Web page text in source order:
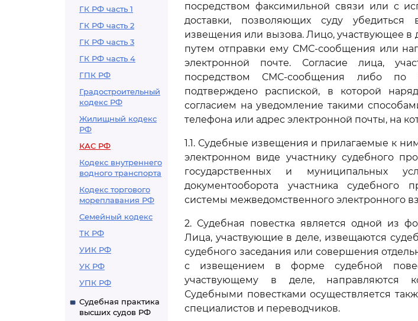
ГК РФ часть 1
ГК РФ часть 2
ГК РФ часть 3
ГК РФ часть 4
ГПК РФ
Градостроительный
кодекс РФ
Жилищный кодекс
РФ
КАС РФ
Кодекс внутреннего
водного транспорта
Кодекс торгового
мореплавания РФ
Семейный кодекс
ТК РФ
УИК РФ
УК РФ
УПК РФ
Судебная практика
высших судов РФ
посредством факсимильной связи или с
доставки, позволяющих суду убедиться
извещения или вызова. Лицо, участвующее в
путем отправки ему СМС-сообщения или
электронной почте. Согласие лица,
посредством СМС-сообщения либо по
подтверждено распиской, в которой
согласием на уведомление такими
телефона или адрес электронной почты, на
1.1. Судебные извещения и прилагаемые к
электронном виде участнику судебного
государственных и муниципальных
документооборота участника судебного
системы межведомственного электронного
2. Судебная повестка является одной из
Лица, участвующие в деле, извещаются
судебного заседания или совершения
с извещением в форме судебной
участвующему в деле, направляются
Судебными повестками осуществляется
специалистов и переводчиков.